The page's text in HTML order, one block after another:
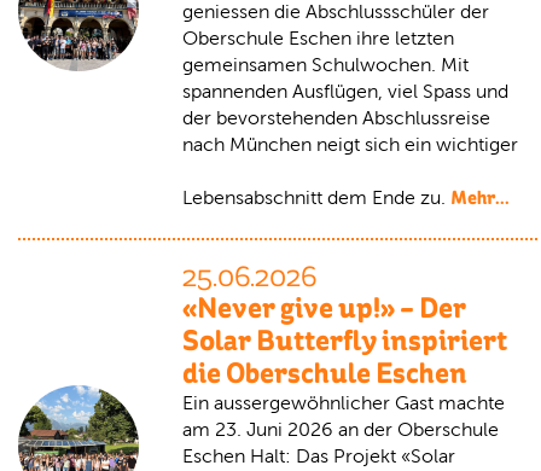
geniessen die Abschlussschüler der
Oberschule Eschen ihre letzten
gemeinsamen Schulwochen. Mit
spannenden Ausflügen, viel Spass und
der bevorstehenden Abschlussreise
nach München neigt sich ein wichtiger
Lebensabschnitt dem Ende zu. Mehr...
25.06.2026
«Never give up!» – Der
Solar Butterfly inspiriert
die Oberschule Eschen
Ein aussergewöhnlicher Gast machte
am 23. Juni 2026 an der Oberschule
Eschen Halt: Das Projekt «Solar